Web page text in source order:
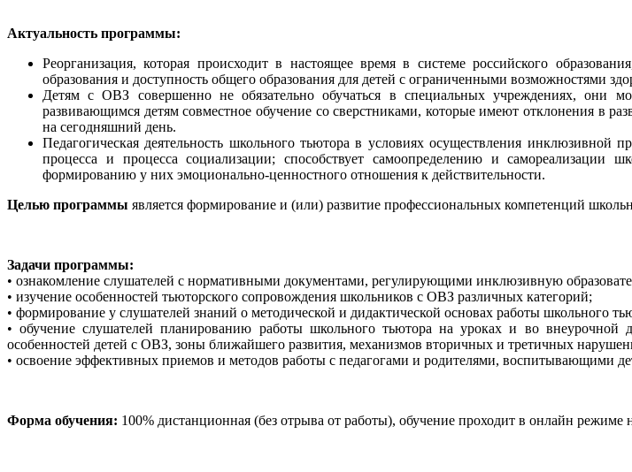
Актуальность программы:
Реорганизация, которая происходит в настоящее время в системе российского
образования и доступность общего образования для детей с ограниченными возможностями
Детям с ОВЗ совершенно не обязательно обучаться в специальных учреждениях, они
развивающимся детям совместное обучение со сверстниками, которые имеют отклонения в
на сегодняшний день.
Педагогическая деятельность школьного тьютора в условиях осуществления инклюзивной
процесса и процесса социализации; способствует самоопределению и
формированию у них эмоционально-ценностного отношения к действительности.
Целью программы является формирование и (или) развитие профессиональных компетенций
Задачи программы:
• ознакомление слушателей с нормативными документами, регулирующими инклюзивную
• изучение особенностей тьюторского сопровождения школьников с ОВЗ различных категорий;
• формирование у слушателей знаний о методической и дидактической основах работы школьного
• обучение слушателей планированию работы школьного тьютора на уроках и во
особенностей детей с ОВЗ, зоны ближайшего развития, механизмов вторичных и третичных
• освоение эффективных приемов и методов работы с педагогами и родителями, воспитывающими
Форма обучения: 100% дистанционная (без отрыва от работы), обучение проходит в онлайн режиме